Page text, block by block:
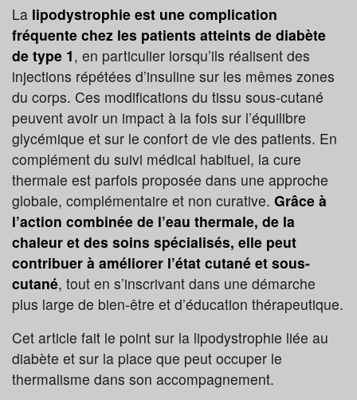
approche
complémentaire
Article publié par Laura Dupuy le 23/06/2026
Diabète
Demander une documentation
La lipodystrophie est une complication
fréquente chez les patients atteints de diabète
de type 1, en particulier lorsqu’ils réalisent des
injections répétées d’insuline sur les mêmes zones
du corps. Ces modifications du tissu sous-cutané
peuvent avoir un impact à la fois sur l’équilibre
glycémique et sur le confort de vie des patients. En
complément du suivi médical habituel, la cure
thermale est parfois proposée dans une approche
globale, complémentaire et non curative. Grâce à
l’action combinée de l’eau thermale, de la
chaleur et des soins spécialisés, elle peut
contribuer à améliorer l’état cutané et sous-
cutané, tout en s’inscrivant dans une démarche
plus large de bien-être et d’éducation thérapeutique.
Cet article fait le point sur la lipodystrophie liée au
diabète et sur la place que peut occuper le
thermalisme dans son accompagnement.